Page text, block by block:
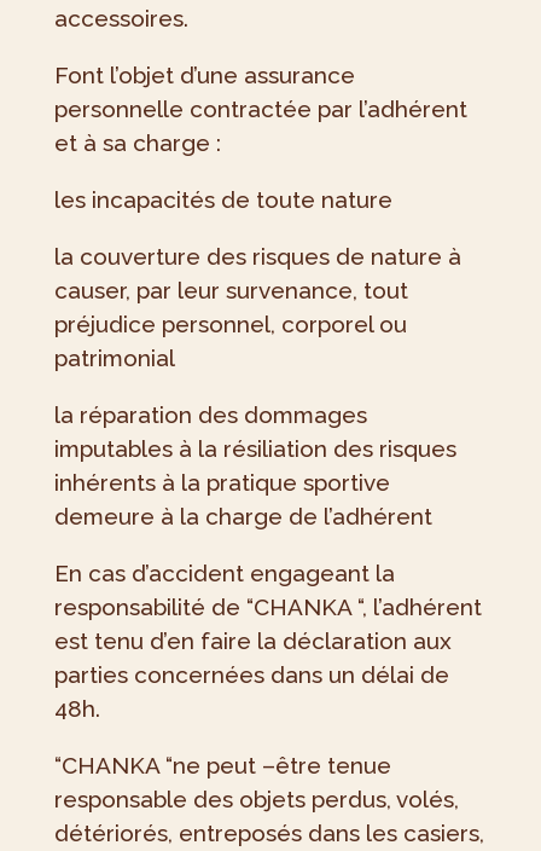
accessoires.
Font l’objet d’une assurance
personnelle contractée par l’adhérent
et à sa charge :
les incapacités de toute nature
la couverture des risques de nature à
causer, par leur survenance, tout
préjudice personnel, corporel ou
patrimonial
la réparation des dommages
imputables à la résiliation des risques
inhérents à la pratique sportive
demeure à la charge de l’adhérent
En cas d’accident engageant la
responsabilité de “CHANKA “, l’adhérent
est tenu d’en faire la déclaration aux
parties concernées dans un délai de
48h.
“CHANKA “ne peut –être tenue
responsable des objets perdus, volés,
détériorés, entreposés dans les casiers,